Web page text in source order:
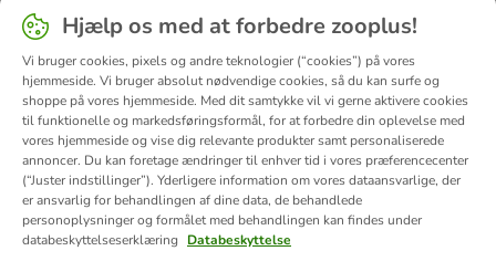
Hjælp os med at forbedre zooplus!
Vi bruger cookies, pixels og andre teknologier (“cookies”) på vores
hjemmeside. Vi bruger absolut nødvendige cookies, så du kan surfe og
shoppe på vores hjemmeside. Med dit samtykke vil vi gerne aktivere cookies
til funktionelle og markedsføringsformål, for at forbedre din oplevelse med
vores hjemmeside og vise dig relevante produkter samt personaliserede
annoncer. Du kan foretage ændringer til enhver tid i vores præferencecenter
(“Juster indstillinger”). Yderligere information om vores dataansvarlige, der
er ansvarlig for behandlingen af ​​dine data, de behandlede
personoplysninger og formålet med behandlingen kan findes under
databeskyttelseserklæring
Databeskyttelse